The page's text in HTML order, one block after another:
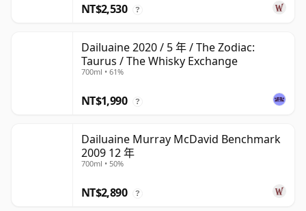
NT$2,530 ?
Dailuaine 2020 / 5 年 / The Zodiac:
Taurus / The Whisky Exchange
700ml • 61%
NT$1,990 ?
Dailuaine Murray McDavid Benchmark
2009 12 年
700ml • 50%
NT$2,890 ?